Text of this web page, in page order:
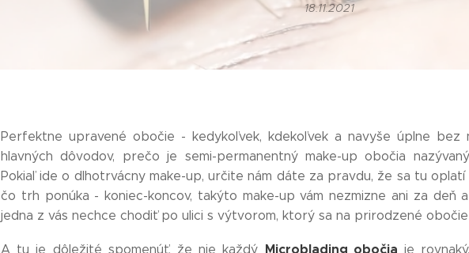
18.11.2021
Perfektne upravené obočie - kedykoľvek, kdekoľvek a navyše úplne bez
hlavných dôvodov, prečo je semi-permanentný make-up obočia
Pokiaľ ide o dlhotrvácny make-up, určite nám dáte za pravdu, že sa tu
čo trh ponúka - koniec-koncov, takýto make-up vám nezmizne ani za deň
jedna z vás nechce chodiť po ulici s výtvorom, ktorý sa na prirodzené
A tu je dôležité spomenúť, že nie každý Microblading obočia je